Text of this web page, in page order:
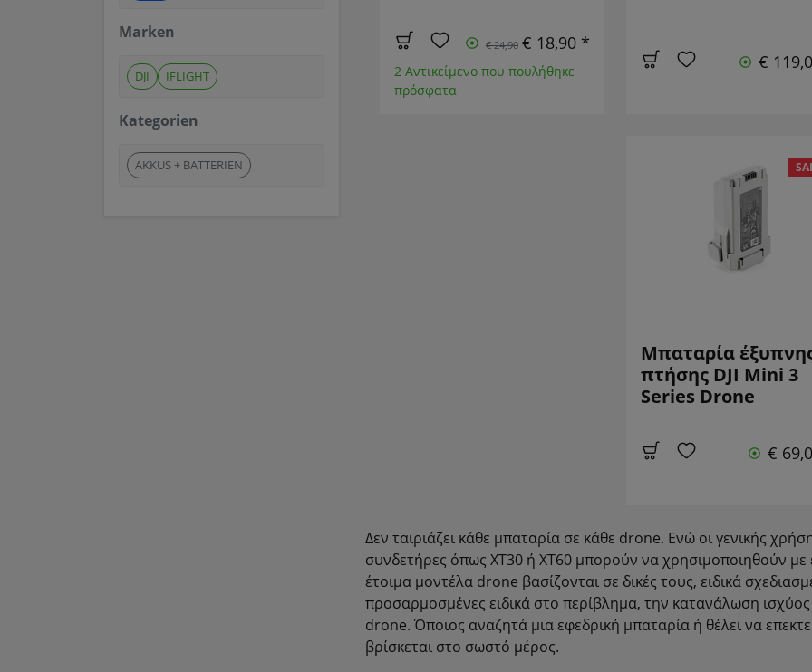
Marken
DJI IFLIGHT
Kategorien
AKKUS + BATTERIEN
€ 24,90 € 18,90 *
2 Αντικείμενο που πουλήθηκε
πρόσφατα
€
Μπαταρία
πτήσης DJI Mini 3
Series Drone
€
Δεν ταιριάζει κάθε μπαταρία σε κάθε drone. Ενώ οι γενικής
συνδετήρες όπως XT30 ή XT60 μπορούν να χρησιμοποιηθούν με
έτοιμα μοντέλα drone βασίζονται σε δικές τους, ειδικά
προσαρμοσμένες ειδικά στο περίβλημα, την κατανάλωση
drone. Όποιος αναζητά μια εφεδρική μπαταρία ή θέλει να
βρίσκεται στο σωστό μέρος.